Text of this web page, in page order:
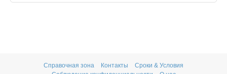
Справочная зона Контакты
Сроки & Условия